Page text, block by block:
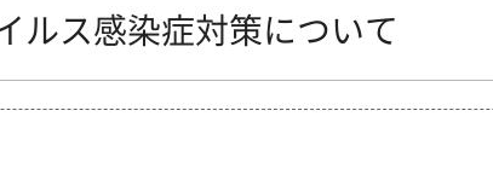
ルス感染症対策について